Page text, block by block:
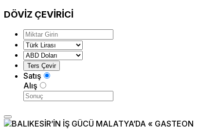
DÖVİZ ÇEVİRİCİ
Satış
Alış